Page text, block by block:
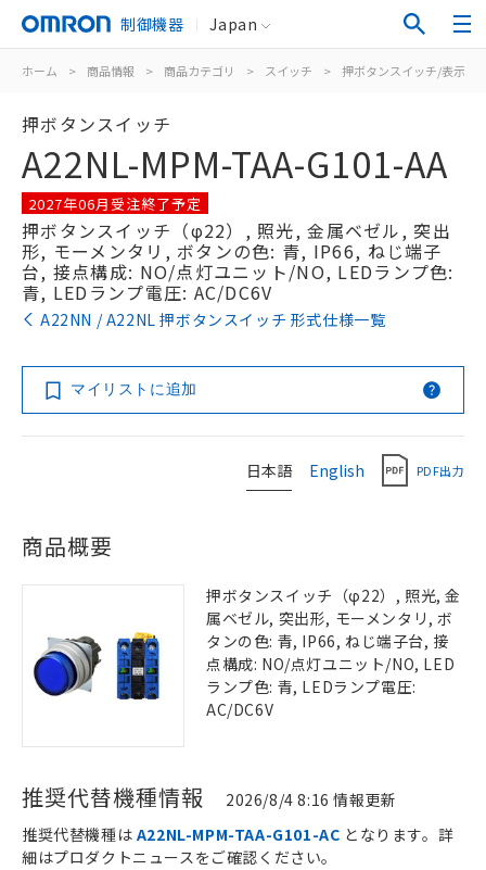
制御機器 Japan
ホーム > 商品情報 > 商品カテゴリ > スイッチ > 押ボタンスイッチ/表示灯
押ボタンスイッチ
A22NL-MPM-TAA-G101-AA
2027年06月受注終了予定
押ボタンスイッチ（φ22）, 照光, 金属ベゼル, 突出
形, モーメンタリ, ボタンの色: 青, IP66, ねじ端子
台, 接点構成: NO/点灯ユニット/NO, LEDランプ色:
青, LEDランプ電圧: AC/DC6V
A22NN / A22NL 押ボタンスイッチ 形式仕様一覧
マイリストに追加
日本語 English PDF出力
商品概要
押ボタンスイッチ（φ22）, 照光, 金
属ベゼル, 突出形, モーメンタリ, ボ
タンの色: 青, IP66, ねじ端子台, 接
点構成: NO/点灯ユニット/NO, LED
ランプ色: 青, LEDランプ電圧:
AC/DC6V
推奨代替機種情報 2026/8/4 8:16 情報更新
推奨代替機種は A22NL-MPM-TAA-G101-AC となります。詳
細はプロダクトニュースをご確認ください。